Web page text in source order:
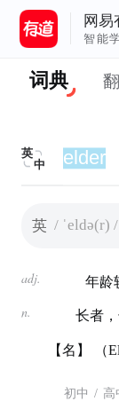
网易
智能
词典
英
中
英 / ˈeldə(r) /
adj. 年龄
n. 长者
【名】 （
初中 / 高